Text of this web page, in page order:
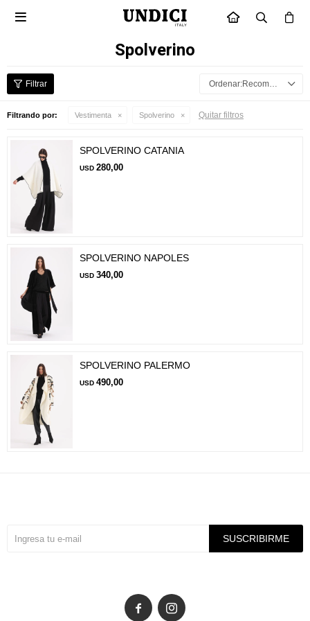
INICIO

Spolverino
Recomendados
Filtrando por: Vestimenta Spolverino Quitar filtros
SPOLVERINO CATANIA
USD 280,00
SPOLVERINO NAPOLES
USD 340,00
SPOLVERINO PALERMO
USD 490,00
SUSCRIBIRME
 